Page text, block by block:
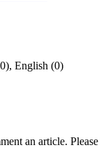
English (0)
an article.